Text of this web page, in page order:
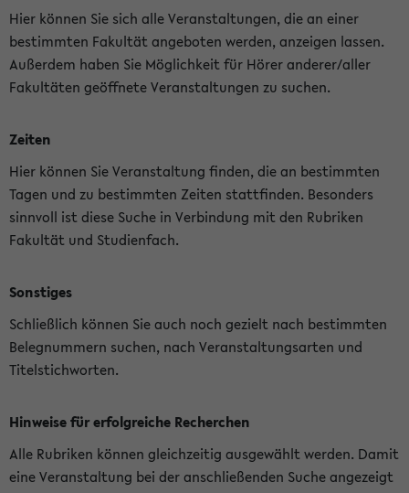
Hier können Sie sich alle Veranstaltungen, die an einer
bestimmten Fakultät angeboten werden, anzeigen lassen.
Außerdem haben Sie Möglichkeit für Hörer anderer/aller
Fakultäten geöffnete Veranstaltungen zu suchen.
Zeiten
Hier können Sie Veranstaltung finden, die an bestimmten
Tagen und zu bestimmten Zeiten stattfinden. Besonders
sinnvoll ist diese Suche in Verbindung mit den Rubriken
Fakultät und Studienfach.
Sonstiges
Schließlich können Sie auch noch gezielt nach bestimmten
Belegnummern suchen, nach Veranstaltungsarten und
Titelstichworten.
Hinweise für erfolgreiche Recherchen
Alle Rubriken können gleichzeitig ausgewählt werden. Damit
eine Veranstaltung bei der anschließenden Suche angezeigt